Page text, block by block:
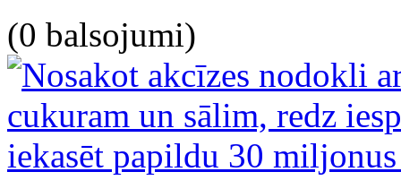
(0 balsojumi)